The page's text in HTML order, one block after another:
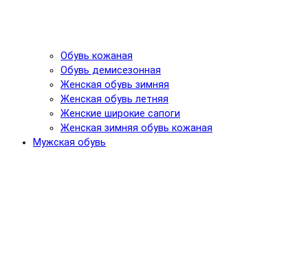
Обувь кожаная
Обувь демисезонная
Женская обувь зимняя
Женская обувь летняя
Женские широкие сапоги
Женская зимняя обувь кожаная
Мужская обувь